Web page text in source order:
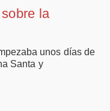
la
unos días de
Santa y